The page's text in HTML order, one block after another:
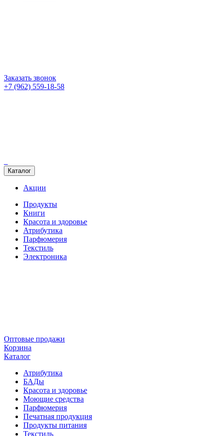
Заказать звонок
+7 (962) 559-18-58
Каталог
Акции
Продукты
Книги
Красота и здоровье
Атрибутика
Парфюмерия
Текстиль
Электроника
Оптовые продажи
Корзина
Каталог
Атрибутика
БАДы
Красота и здоровье
Моющие средства
Парфюмерия
Печатная продукция
Продукты питания
Текстиль